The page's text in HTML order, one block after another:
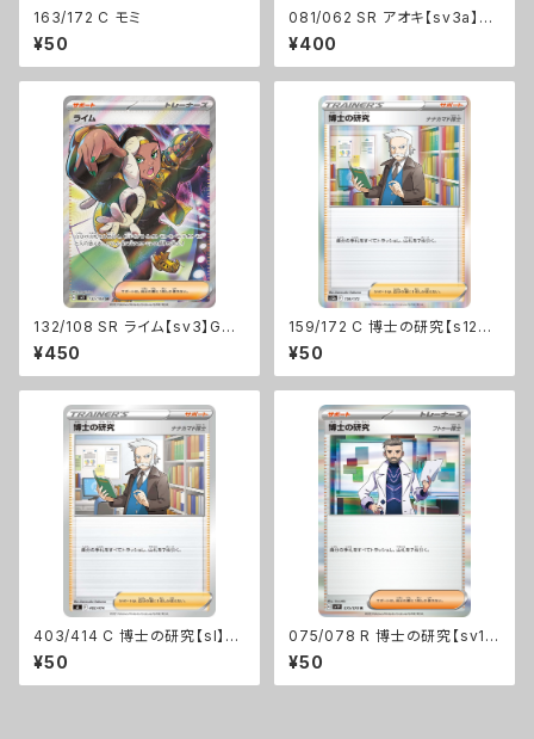
163/172 C モミ
¥50
081/062 SR アオキ【sv3a】G
レギュ
¥400
132/108 SR ライム【sv3】Gレ
ギュ
¥450
159/172 C 博士の研究【s12a】
Fレギュ
¥50
403/414 C 博士の研究【sI】F
レギュ
¥50
075/078 R 博士の研究【sv1
V】Gレギュ
¥50